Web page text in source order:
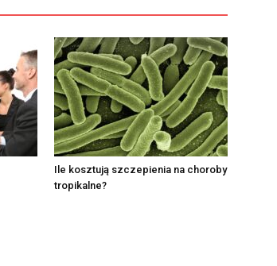
Ile kosztują szczepienia na choroby
tropikalne?